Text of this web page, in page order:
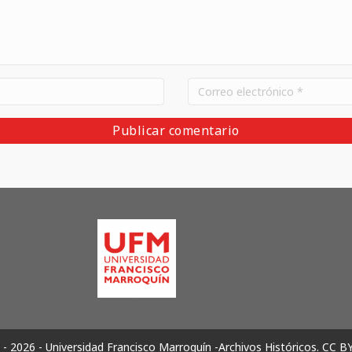
2026 - Universidad Francisco Marroquín -Archivos Históricos. CC